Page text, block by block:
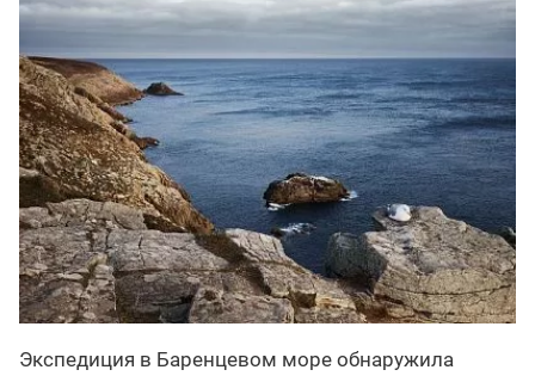
Экспедиция в Баренцевом море обнаружила